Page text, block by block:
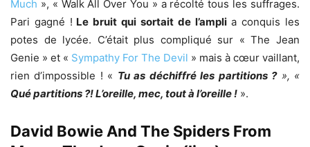
Much », « Walk All Over You » a récolté tous les suffrages.
Pari gagné ! Le bruit qui sortait de l’amplia conquis les
potes de lycée. C’était plus compliqué sur « The Jean
Genie » et « Sympathy For The Devil » mais à cœur vaillant,
rien d’impossible ! « Tu as déchiffré les partitions ?», «
Qué partitions ?! L’oreille, mec, tout à l’oreille ! ».
David Bowie And The Spiders From